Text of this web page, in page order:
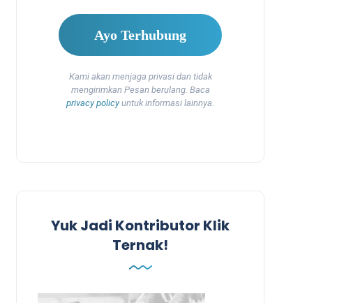
Kami akan menjaga privasi dan tidak
mengirimkan Pesan berulang. Baca
privacy policyuntuk informasi lainnya.
Yuk Jadi Kontributor Klik
Ternak!